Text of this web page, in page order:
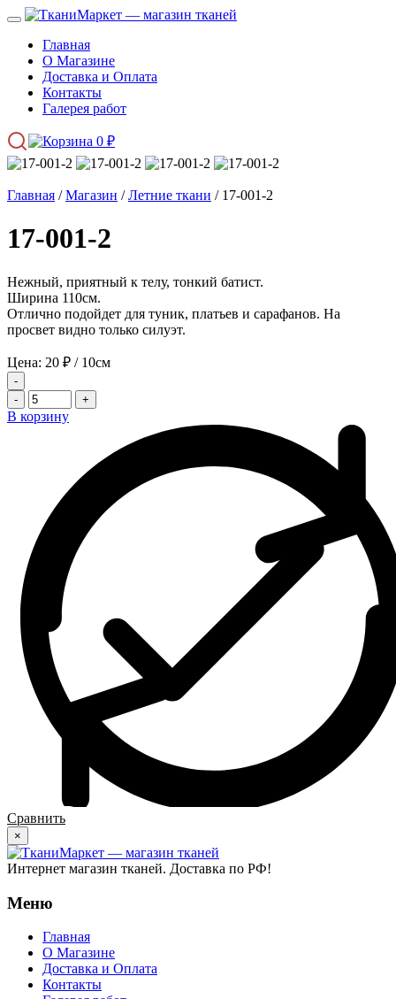
Главная
О Магазине
Доставка и Оплата
Контакты
Галерея работ
0 ₽
Главная /Магазин /Летние ткани / 17-001-2
17-001-2
Нежный, приятный к телу, тонкий батист.
Ширина 110см.
Отлично подойдет для туник, платьев и сарафанов. На
просвет видно только силуэт.
Цена: 20 ₽ / 10см
-
-
+
В корзину
Сравнить
×
Интернет магазин тканей. Доставка по РФ!
Меню
Главная
О Магазине
Доставка и Оплата
Контакты